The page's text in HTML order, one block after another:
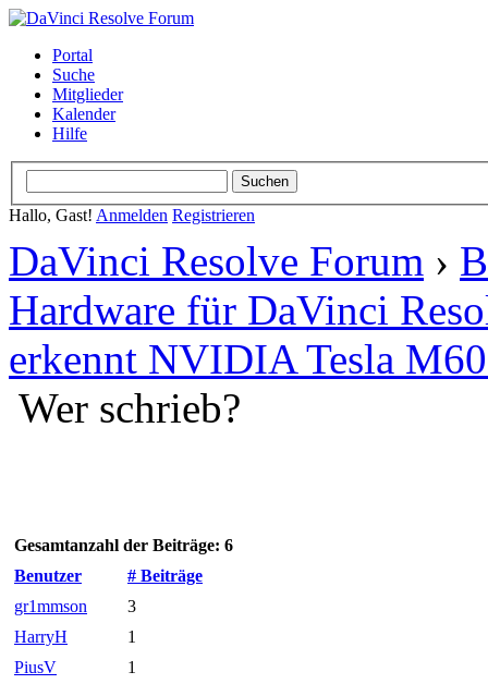
Portal
Suche
Mitglieder
Kalender
Hilfe
Hallo, Gast! Anmelden Registrieren
DaVinci Resolve Forum ›
Hardware für DaVinci
erkennt NVIDIA Tesla
Wer schrieb?
Gesamtanzahl der Beiträge: 6
Benutzer
# Beiträge
gr1mmson
3
HarryH
1
PiusV
1